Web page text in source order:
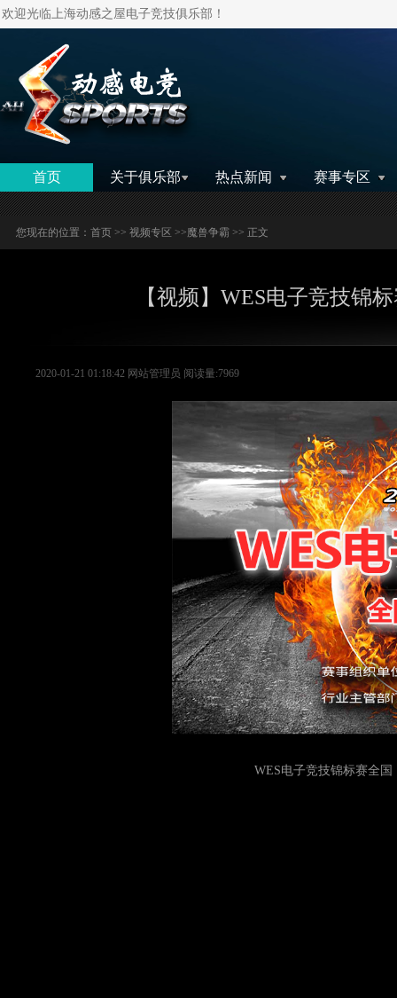
欢迎光临上海动感之屋电子竞技俱乐部！
首页 关于俱乐部 热点新闻 赛事专区
您现在的位置： 首页 >> 视频专区 >>魔兽争霸 >> 正文
【视频】WES电子竞技锦
2020-01-21 01:18:42 网站管理员 阅读量:7969
WES电子竞技锦标赛全